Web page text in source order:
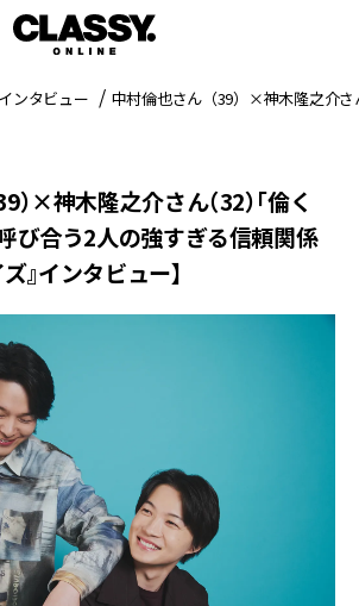
インタビュー 中村倫也さん（39）×神木隆之介
）×神木隆之介さん（32）「倫く
呼び合う2人の強すぎる信頼関係
』インタビュー】